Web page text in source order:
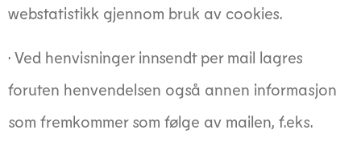
webstatistikk gjennom bruk av cookies.
· Ved henvisninger innsendt per mail lagres
foruten henvendelsen også annen informasjon
som fremkommer som følge av mailen, f.eks.